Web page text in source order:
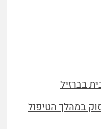
בברזיל
במהלך הטיפול